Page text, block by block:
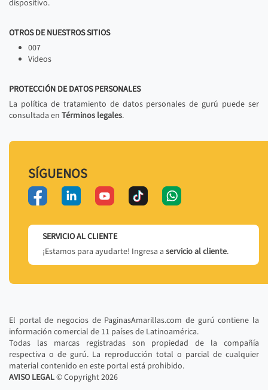
dispositivo.
OTROS DE NUESTROS SITIOS
007
Videos
PROTECCIÓN DE DATOS PERSONALES
La política de tratamiento de datos personales de gurú puede ser
consultada en Términos legales.
SÍGUENOS
SERVICIO AL CLIENTE
¡Estamos para ayudarte! Ingresa a servicio al cliente.
El portal de negocios de PaginasAmarillas.com de gurú contiene la
información comercial de 11 países de Latinoamérica.
Todas las marcas registradas son propiedad de la compañía
respectiva o de gurú. La reproducción total o parcial de cualquier
material contenido en este portal está prohibido.
AVISO LEGAL© Copyright2026